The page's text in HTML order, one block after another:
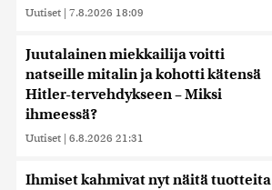
Uutiset | 7.8.2026 18:09
Juutalainen miekkailija voitti
natseille mitalin ja kohotti kätensä
Hitler-tervehdykseen – Miksi
ihmeessä?
Uutiset | 6.8.2026 21:31
Ihmiset kahmivat nyt näitä tuotteita